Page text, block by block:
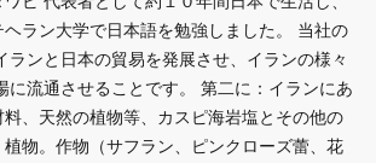
ラン大学で日本語を勉強しました。 当社の
ランと日本の貿易を発展させ、イランの様々
に流通させることです。 第二に：イランにあ
、天然の植物等、カスピ海岩塩とその他の
物。作物（サフラン、ピンクローズ蕾、花